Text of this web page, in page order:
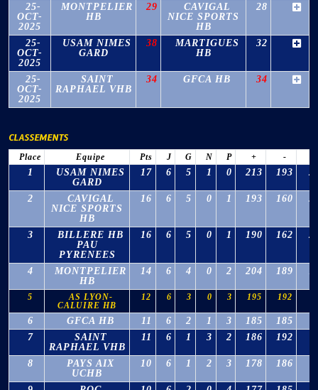
25-
OCT-
2025
MONTPELIER
HB
29
CAVIGAL
NICE SPORTS
HB
28
25-
OCT-
2025
USAM NIMES
GARD
38
MARTIGUES
HB
32
25-
OCT-
2025
SAINT
RAPHAEL VHB
34 GFCA HB 34
CLASSEMENTS
Place Equipe Pts J G N P + -
1
USAM NIMES
GARD
17 6 5 1 0 213 193
2
CAVIGAL
NICE SPORTS
HB
16 6 5 0 1 193 160
3
BILLERE HB
PAU
PYRENEES
16 6 5 0 1 190 162
4
MONTPELIER
HB
14 6 4 0 2 204 189
5
AS LYON-
CALUIRE HB
12 6 3 0 3 195 192
6 GFCA HB 11 6 2 1 3 185 185
7
SAINT
RAPHAEL VHB
11 6 1 3 2 186 192
8
PAYS AIX
UCHB
10 6 1 2 3 178 186